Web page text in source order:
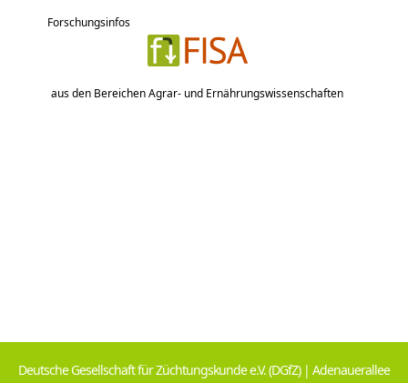
Forschungsinfos
aus den Bereichen Agrar- und Ernährungswissenschaften
Deutsche Gesellschaft für Züchtungskunde e.V. (DGfZ) | Adenauerallee